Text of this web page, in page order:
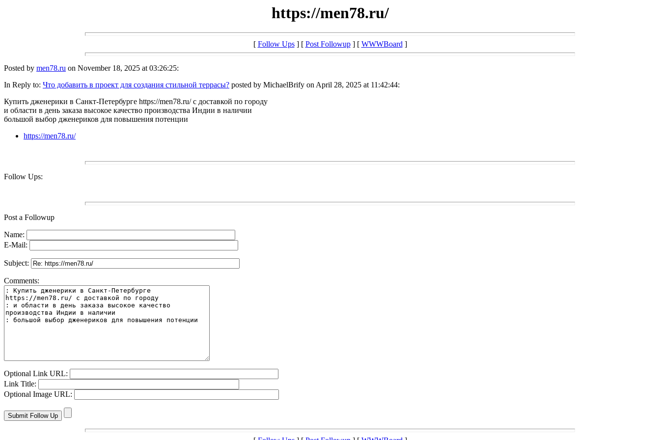
https://men78.ru/
[ Follow Ups] [ Post Followup] [ WWWBoard]
Posted by men78.ru on November 18, 2025 at 03:26:25:
In Reply to: Что добавить в проект для создания стильной террасы? posted by MichaelBrify on April 28, 2025 at 11:42:44:
Купить дженерики в Санкт-Петербурге https://men78.ru/ с доставкой по городу
и области в день заказа высокое качество производства Индии в наличии
большой выбор дженериков для повышения потенции
https://men78.ru/
Follow Ups:
Post a Followup
Name:
E-Mail:
Subject:
Comments:
Optional Link URL:
Link Title:
Optional Image URL: